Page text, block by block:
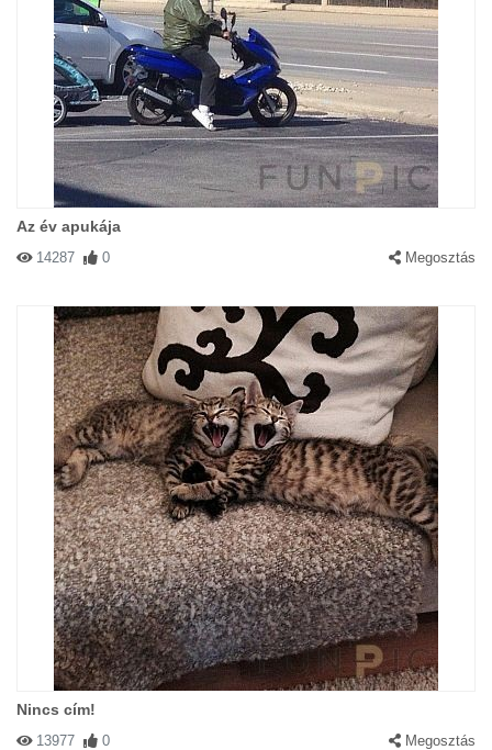
Az év apukája
14287 0 Megosztás
Nincs cím!
13977 0 Megosztás